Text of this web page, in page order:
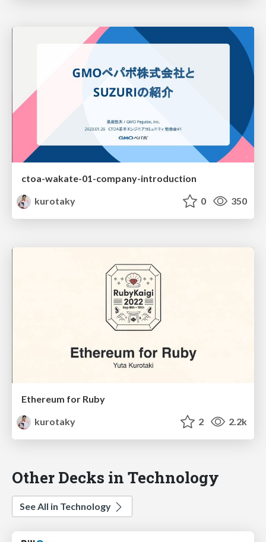
ctoa-wakate-01-company-introduction
kurotaky
0 350
Ethereum for Ruby
kurotaky
2 2.2k
Other Decks in Technology
See All in Technology